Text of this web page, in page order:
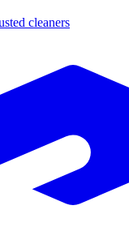
cleaners